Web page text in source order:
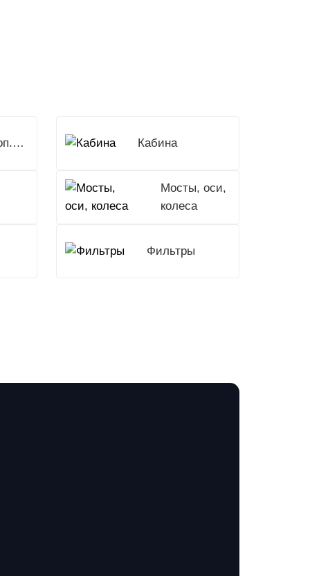
Доп.Оборудование Кабина
Мосты, оси,
колеса
Фильтры